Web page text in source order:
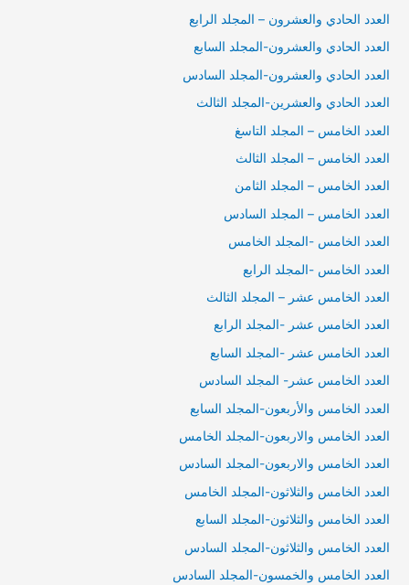
العدد الحادي والعشرون – المجلد الرابع
العدد الحادي والعشرون-المجلد السابع
العدد الحادي والعشرون-المجلد السادس
العدد الحادي والعشرين-المجلد الثالث
العدد الخامس – المجلد التاسغ
العدد الخامس – المجلد الثالث
العدد الخامس – المجلد الثامن
العدد الخامس – المجلد السادس
العدد الخامس -المجلد الخامس
العدد الخامس -المجلد الرابع
العدد الخامس عشر – المجلد الثالث
العدد الخامس عشر -المجلد الرابع
العدد الخامس عشر -المجلد السابع
العدد الخامس عشر- المجلد السادس
العدد الخامس والأربعون-المجلد السابع
العدد الخامس والاربعون-المجلد الخامس
العدد الخامس والاربعون-المجلد السادس
العدد الخامس والثلاثون-المجلد الخامس
العدد الخامس والثلاثون-المجلد السابع
العدد الخامس والثلاثون-المجلد السادس
العدد الخامس والخمسون-المجلد السادس